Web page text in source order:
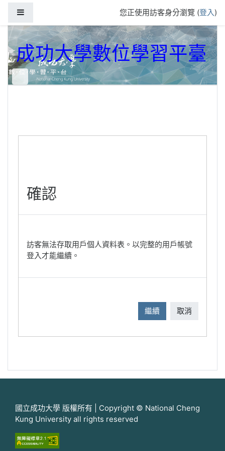
您正使用訪客身分瀏覽 (登入)
成功大學數位學習平臺
確認
訪客無法存取用戶個人資料表。以完整的用戶帳號
登入才能繼續。
繼續 取消
國立成功大學 版權所有 | Copyright © National Cheng
Kung University all rights reserved